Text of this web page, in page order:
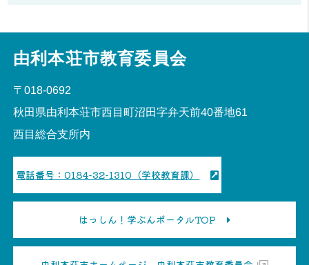
由利本荘市教育委員会
〒018-0692
秋田県由利本荘市西目町沼田字弁天前40番地61
西目総合支所内
電話番号：0184-32-1310（学校教育課）
はっしん！学ぶんポータルTOP